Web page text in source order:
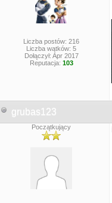
Liczba postów: 216
Liczba wątków: 5
Dołączył: Apr 2017
Reputacja: 103
grubas123
Początkujący